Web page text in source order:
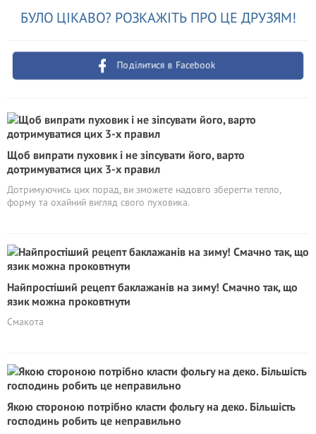
БУЛО ЦІКАВО? РОЗКАЖІТЬ ПРО ЦЕ ДРУЗЯМ!
Поділитися в Facebook
Щоб випрати пуховик і не зіпсувати його, варто
дотримуватися цих 3-х правил
Дотримуючись цих порад, ви зможете надовго зберегти тепло,
форму та охайний вигляд свого пуховика.
Найпростіший рецепт баклажанів на зиму! Смачно так, що
язик можна проковтнути
Смакота
Якою стороною потрібно класти фольгу на деко. Більшість
господинь робить це неправильно